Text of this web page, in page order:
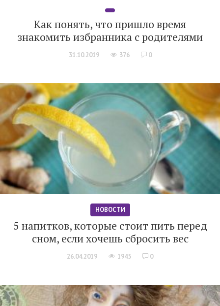
Как понять, что пришло время
знакомить избранника с родителями
31.10.2019 376 0
НОВОСТИ
5 напитков, которые стоит пить перед
сном, если хочешь сбросить вес
26.04.2019 1945 0